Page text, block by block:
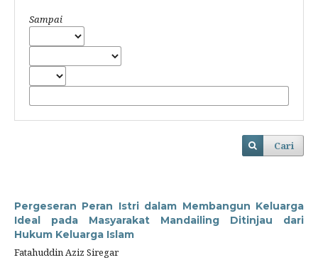
Sampai
Cari
Pergeseran Peran Istri dalam Membangun Keluarga
Ideal pada Masyarakat Mandailing Ditinjau dari
Hukum Keluarga Islam
Fatahuddin Aziz Siregar